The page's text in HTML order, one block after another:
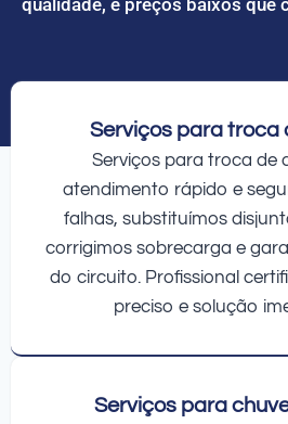
Serviços para troca
Serviços para troca de
atendimento rápido e
falhas, substituímos
corrigimos sobrecarga e
do circuito. Profissional
preciso e solução
Serviços para